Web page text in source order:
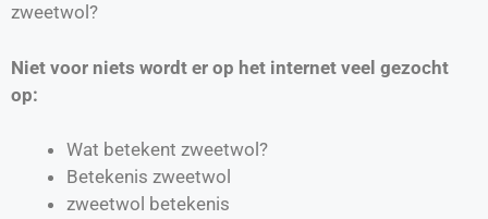
zweetwol?
Niet voor niets wordt er op het internet veel gezocht
op:
Wat betekent zweetwol?
Betekenis zweetwol
zweetwol betekenis